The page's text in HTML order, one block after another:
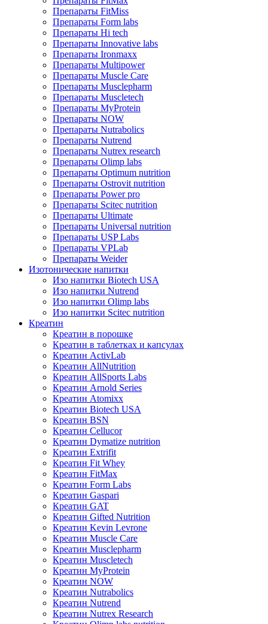
Препараты FitMiss
Препараты Form labs
Препараты Hi tech
Препараты Innovative labs
Препараты Ironmaxx
Препараты Multipower
Препараты Muscle Care
Препараты Musclepharm
Препараты Muscletech
Препараты MyProtein
Препараты NOW
Препараты Nutrabolics
Препараты Nutrend
Препараты Nutrex research
Препараты Olimp labs
Препараты Optimum nutrition
Препараты Ostrovit nutrition
Препараты Power pro
Препараты Scitec nutrition
Препараты Ultimate
Препараты Universal nutrition
Препараты USP Labs
Препараты VPLab
Препараты Weider
Изотонические напитки
Изо напитки Biotech USA
Изо напитки Nutrend
Изо напитки Olimp labs
Изо напитки Scitec nutrition
Креатин
Креатин в порошке
Креатин в таблетках и капсулах
Креатин ActivLab
Креатин AllNutrition
Креатин AllSports Labs
Креатин Arnold Series
Креатин Atomixx
Креатин Biotech USA
Креатин BSN
Креатин Cellucor
Креатин Dymatize nutrition
Креатин Extrifit
Креатин Fit Whey
Креатин FitMax
Креатин Form Labs
Креатин Gaspari
Креатин GAT
Креатин Gifted Nutrition
Креатин Kevin Levrone
Креатин Muscle Care
Креатин Musclepharm
Креатин Muscletech
Креатин MyProtein
Креатин NOW
Креатин Nutrabolics
Креатин Nutrend
Креатин Nutrex Research